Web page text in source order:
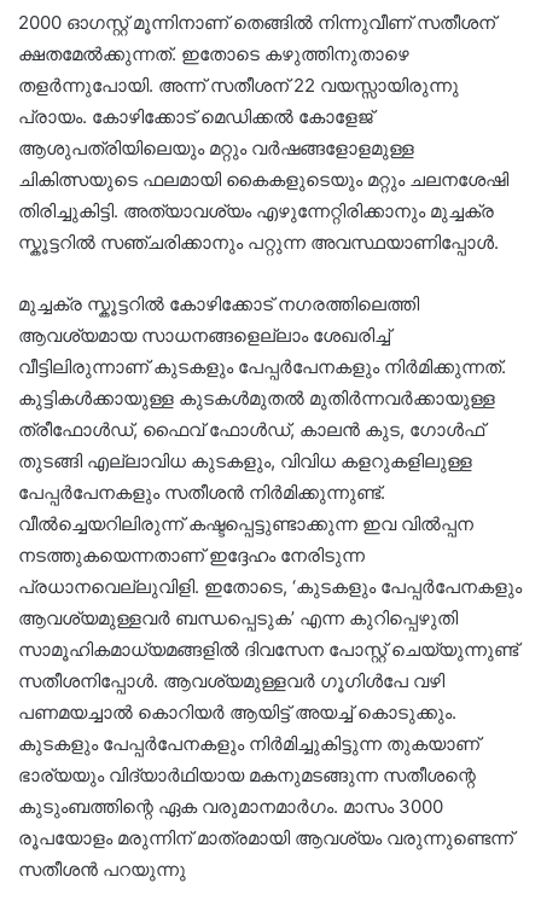
2000 ഓഗസ്റ്റ് മൂന്നിനാണ് തെങ്ങിൽ നിന്നുവീണ് സതീശന്
ക്ഷതമേൽക്കുന്നത്. ഇതോടെ കഴുത്തിനുതാഴെ
തളർന്നുപോയി. അന്ന് സതീശന് 22 വയസ്സായിരുന്നു
പ്രായം. കോഴിക്കോട് മെഡിക്കൽ കോളേജ്
ആശുപത്രിയിലെയും മറ്റും വർഷങ്ങളോളമുള്ള
ചികിത്സയുടെ ഫലമായി കൈകളുടെയും മറ്റും ചലനശേഷി
തിരിച്ചുകിട്ടി. അത്യാവശ്യം എഴുന്നേറ്റിരിക്കാനും മുച്ചക്ര
സ്കൂട്ടറിൽ സഞ്ചരിക്കാനും പറ്റുന്ന അവസ്ഥയാണിപ്പോൾ.
മുച്ചക്ര സ്കൂട്ടറിൽ കോഴിക്കോട് നഗരത്തിലെത്തി
ആവശ്യമായ സാധനങ്ങളെല്ലാം ശേഖരിച്ച്
വീട്ടിലിരുന്നാണ് കുടകളും പേപ്പർപേനകളും നിർമിക്കുന്നത്.
കുട്ടികൾക്കായുള്ള കുടകൾമുതൽ മുതിർന്നവർക്കായുള്ള
ത്രീഫോൾഡ്, ഫൈവ് ഫോൾഡ്, കാലൻ കുട, ഗോൾഫ്
തുടങ്ങി എല്ലാവിധ കുടകളും, വിവിധ കളറുകളിലുള്ള
പേപ്പർപേനകളും സതീശൻ നിർമിക്കുന്നുണ്ട്.
വീൽച്ചെയറിലിരുന്ന് കഷ്ടപ്പെട്ടുണ്ടാക്കുന്ന ഇവ വിൽപ്പന
നടത്തുകയെന്നതാണ് ഇദ്ദേഹം നേരിടുന്ന
പ്രധാനവെല്ലുവിളി. ഇതോടെ, ‘കുടകളും പേപ്പർപേനകളും
ആവശ്യമുള്ളവർ ബന്ധപ്പെടുക’ എന്ന കുറിപ്പെഴുതി
സാമൂഹികമാധ്യമങ്ങളിൽ ദിവസേന പോസ്റ്റ് ചെയ്യുന്നുണ്ട്
സതീശനിപ്പോൾ. ആവശ്യമുള്ളവർ ഗൂഗിൾപേ വഴി
പണമയച്ചാൽ കൊറിയർ ആയിട്ട് അയച്ച് കൊടുക്കും.
കുടകളും പേപ്പർപേനകളും നിർമിച്ചുകിട്ടുന്ന തുകയാണ്
ഭാര്യയും വിദ്യാർഥിയായ മകനുമടങ്ങുന്ന സതീശന്റെ
കുടുംബത്തിന്റെ ഏക വരുമാനമാർഗം. മാസം 3000
രൂപയോളം മരുന്നിന് മാത്രമായി ആവശ്യം വരുന്നുണ്ടെന്ന്
സതീശൻ പറയുന്നു